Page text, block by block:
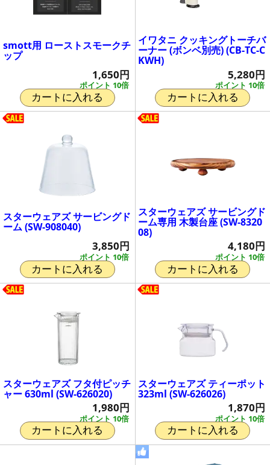
smott用 ローストスモークチ
ップ
ポイント 10倍
1,650円
カートに入れる
イワタニ クッキングトーチバ
ーナー (ボンベ別売) (CB-TC-C
KWH)
ポイント 10倍
5,280円
カートに入れる
スターウェアズ サービングド
ーム (SW-908040)
ポイント 10倍
3,850円
カートに入れる
スターウェアズ サービングド
ーム専用 木製台座 (SW-8320
08)
ポイント 10倍
4,180円
カートに入れる
スターウェアズ フタ付ピッチ
ャー 630ml (SW-626020)
ポイント 10倍
1,980円
カートに入れる
スターウェアズ ティーポット
323ml (SW-626026)
ポイント 10倍
1,870円
カートに入れる